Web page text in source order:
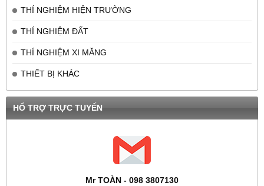
THÍ NGHIỆM HIỆN TRƯỜNG
THÍ NGHIỆM ĐẤT
THÍ NGHIỆM XI MĂNG
THIẾT BỊ KHÁC
HỔ TRỢ TRỰC TUYẾN
Mr TOÀN - 098 3807130